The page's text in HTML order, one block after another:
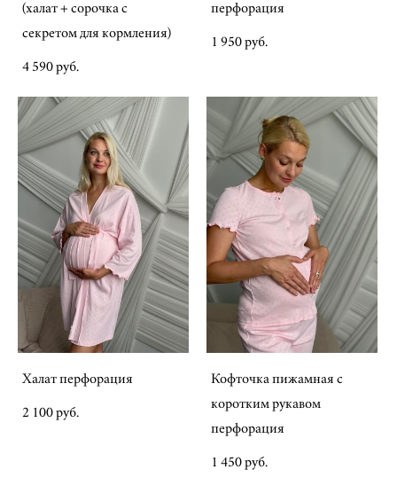
(халат + сорочка с
секретом для кормления)
4 590 pуб.
перфорация
1 950 pуб.
Халат перфорация
2 100 pуб.
Кофточка пижамная с
коротким рукавом
перфорация
1 450 pуб.